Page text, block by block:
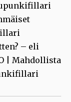
– eli
| Mahdollista